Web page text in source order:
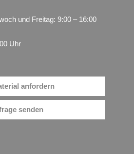
und Freitag: 9:00 – 16:00
Uhr
anfordern
senden